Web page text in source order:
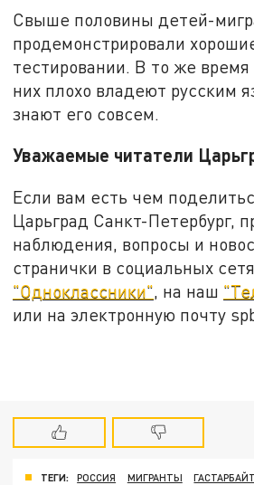
Свыше половины детей-
продемонстрировали
тестировании. В то же время
них плохо владеют русским
знают его совсем.
Уважаемые читатели
Если вам есть чем
Царьград Санкт-Петербург,
наблюдения, вопросы и
странички в социальных
"Одноклассники", на наш
или на электронную почту
ТЕГИ: РОССИЯ МИГРАНТЫ